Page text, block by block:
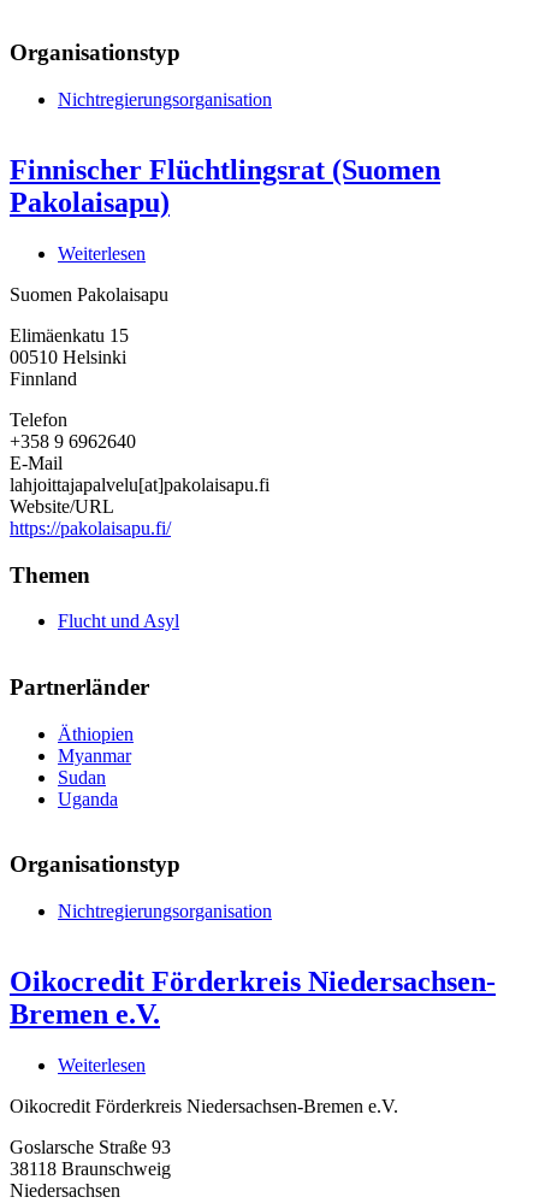
Organisationstyp
Nichtregierungsorganisation
Finnischer Flüchtlingsrat (Suomen
Pakolaisapu)
Weiterlesen
Flüchtlingsrat
Suomen Pakolaisapu
Elimäenkatu 15
00510 Helsinki
Finnland
Telefon
+358 9 6962640
E-Mail
lahjoittajapalvelu[at]pakolaisapu.fi
Website/URL
https://pakolaisapu.fi/
Themen
Flucht und Asyl
Partnerländer
Äthiopien
Myanmar
Sudan
Uganda
Organisationstyp
Nichtregierungsorganisation
Oikocredit Förderkreis Niedersachsen-
Bremen e.V.
Weiterlesen
Förderkreis
Bremen
e.V.
Oikocredit Förderkreis Niedersachsen-Bremen e.V.
Goslarsche Straße 93
38118 Braunschweig
Niedersachsen